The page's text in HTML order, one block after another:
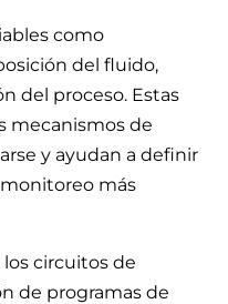
como
del fluido,
del proceso. Estas
mecanismos de
y ayudan a definir
más
circuitos de
de programas de